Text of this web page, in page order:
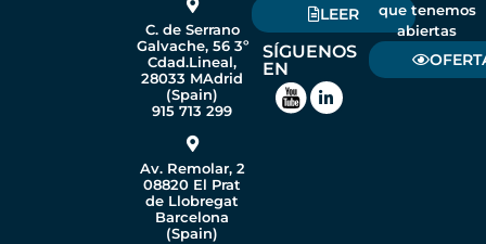
C. de Serrano
Galvache, 56 3º
Cdad.Lineal,
28033 MAdrid
(Spain)
915 713 299
Av. Remolar, 2
08820 El Prat
de Llobregat
Barcelona
(Spain)
LEER
SÍGUENOS
EN
que tenemos
abiertas